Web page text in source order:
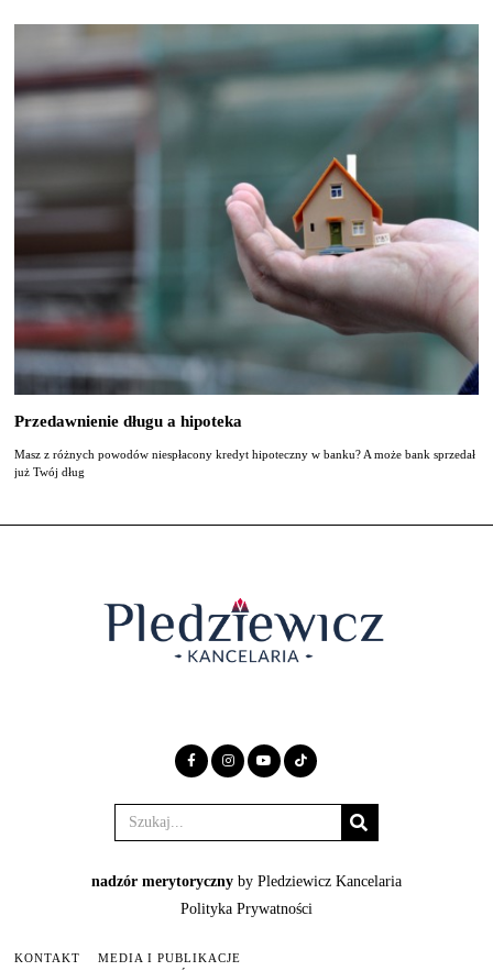
Przedawnienie długu a hipoteka
Masz z różnych powodów niespłacony kredyt hipoteczny w banku? A może bank sprzedał
już Twój dług
nadzór merytorycznyby Pledziewicz Kancelaria
Polityka Prywatności
KONTAKT
MEDIA I PUBLIKACJE